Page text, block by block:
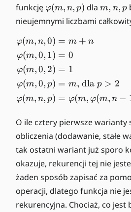
funkcję \
v
r
p
hi
(
m
,n
)
φ(m, n, p) dlam
,
m, n, p
nieujemnymi liczbami
φ(m, n,0)
φ(m,0, 1)
φ(m,0, 2)
φ(m,0, p)
φ(m, n, p)
= m + n
= 0
= 1
= m, dla p > 2
= φ(m, φ(m, n −
O ile cztery pierwsze warianty
obliczenia (dodawanie, stałe
tak ostatni wariant już sporo
okazuje, rekurencji tej nie
żaden sposób zapisać za
operacji, dlatego funkcja nie
rekurencyjna. Chociaż, co